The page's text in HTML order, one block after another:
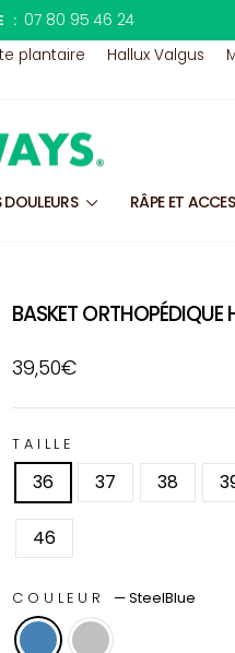
46 24
plantaire Hallux Valgus
DOULEURS RÂPE ET
BASKET ORTHOPÉDIQUE
Prix
régulier
39,50€
TAILLE
36 37 38
46
COULEUR —SteelBlue